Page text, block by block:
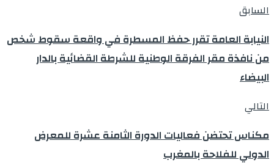
السابق
النيابة العامة تقرر حفظ المسطرة في واقعة سقوط شخص
من نافذة مقر الفرقة الوطنية للشرطة القضائية بالدار
البيضاء
التالي
مكناس تحتضن فعاليات الدورة الثامنة عشرة للمعرض
الدولي للفلاحة بالمغرب